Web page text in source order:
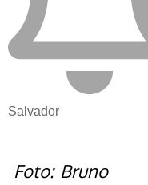
Salvador
Foto: Bruno